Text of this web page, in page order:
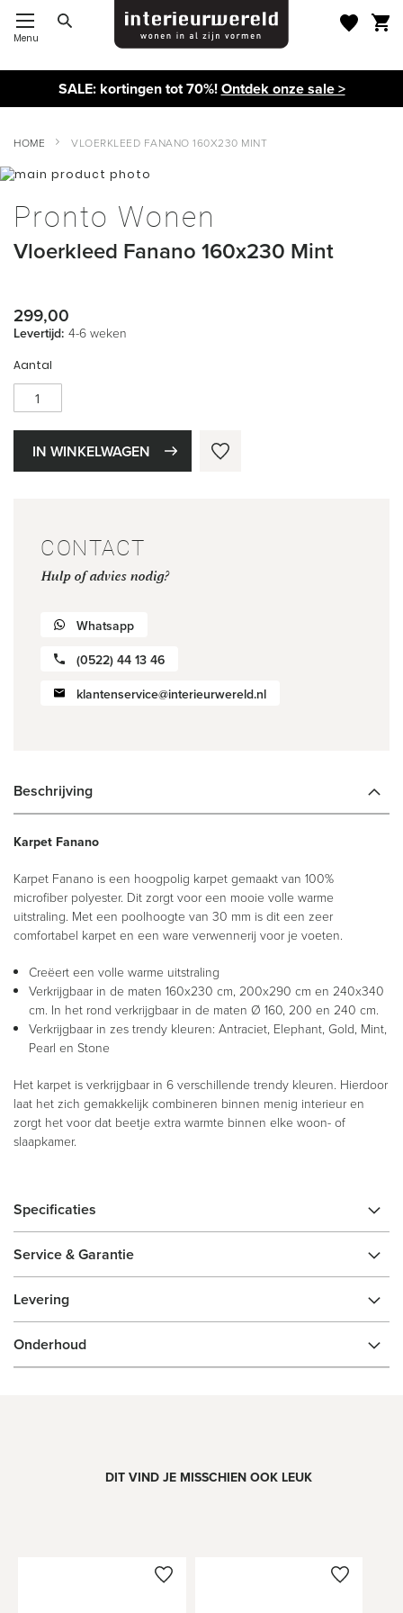
Menu
SALE: kortingen tot 70%!Ontdek onze sale >
HOME VLOERKLEED FANANO 160X230 MINT
Ga
het
einde
de
naar
het
van
Pronto Wonen
Vloerkleed Fanano 160x230 Mint
299,00
Levertijd: 4-6 weken
Aantal
IN WINKELWAGEN
CONTACT
Hulp of advies nodig?
Whatsapp
(0522) 44 13 46
klantenservice@interieurwereld.nl
Beschrijving
Karpet Fanano
Karpet Fanano is een hoogpolig karpet gemaakt van 100%
microfiber polyester. Dit zorgt voor een mooie volle warme
uitstraling. Met een poolhoogte van 30 mm is dit een zeer
comfortabel karpet en een ware verwennerij voor je voeten.
Creëert een volle warme uitstraling
Verkrijgbaar in de maten 160x230 cm, 200x290 cm en 240x340
cm. In het rond verkrijgbaar in de maten Ø 160, 200 en 240 cm.
Verkrijgbaar in zes trendy kleuren: Antraciet, Elephant, Gold, Mint,
Pearl en Stone
Het karpet is verkrijgbaar in 6 verschillende trendy kleuren. Hierdoor
laat het zich gemakkelijk combineren binnen menig interieur en
zorgt het voor dat beetje extra warmte binnen elke woon- of
slaapkamer.
Specificaties
Service & Garantie
Levering
Onderhoud
DIT VIND JE MISSCHIEN OOK LEUK